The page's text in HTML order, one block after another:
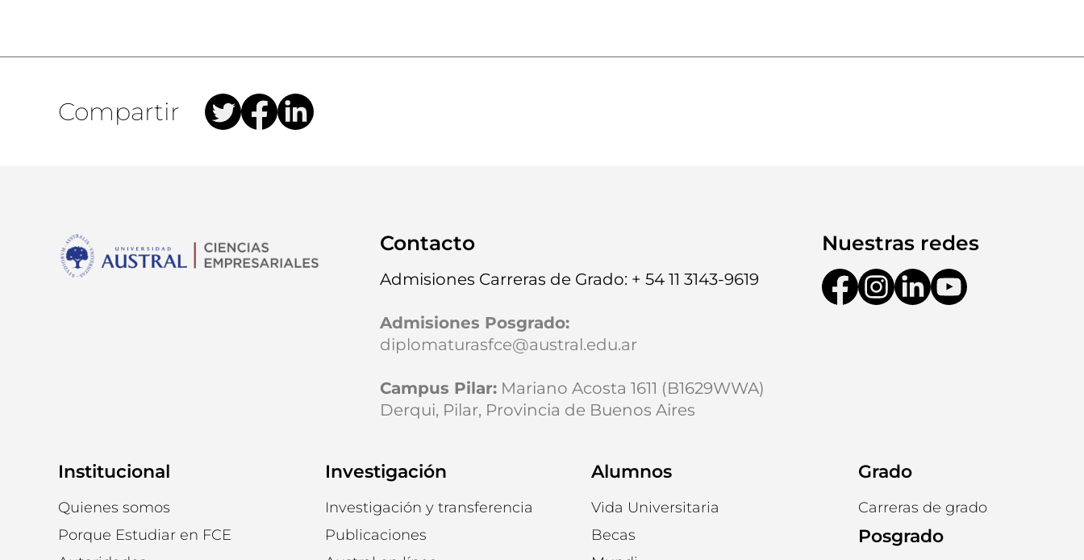
Compartir
Contacto
Admisiones Carreras de Grado: + 54 11 3143-9619
Admisiones Posgrado:
diplomaturasfce@austral.edu.ar
Campus Pilar:Mariano Acosta 1611 (B1629WWA)
Derqui, Pilar, Provincia de Buenos Aires
Nuestras redes
Institucional
Quienes somos
Porque Estudiar en FCE
Investigación
Investigación y transferencia
Publicaciones
Alumnos
Vida Universitaria
Becas
Grado
Carreras de grado
Posgrado